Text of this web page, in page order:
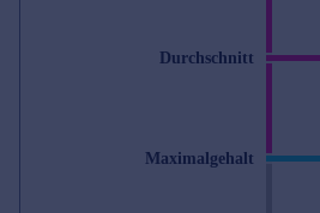
Durchschnitt
Maximalgehalt